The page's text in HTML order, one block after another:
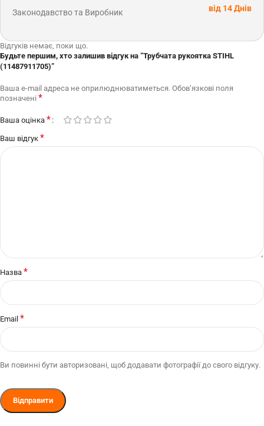
Законодавство та Виробник
від 14 Днів
Відгуків немає, поки що.
Будьте першим, хто залишив відгук на “Трубчата рукоятка STIHL
(11487911705)”
Ваша e-mail адреса не оприлюднюватиметься. Обов’язкові поля
позначені *
Ваша оцінка *
Ваш відгук *
Назва *
Email *
Ви повинні бути авторизовані, щоб додавати фотографії до свого відгуку.